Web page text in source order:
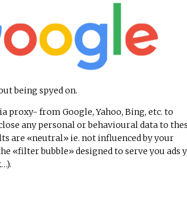
being spyed on.
proxy- from Google, Yahoo, Bing, etc. to
any personal or behavioural data to
are «neutral» ie. not influenced by your
«filter bubble» designed to serve you ads